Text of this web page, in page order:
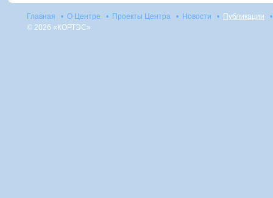
Главная • О Центре • Проекты Центра • Новости • Публикации
•
© 2026 «КОРТЭС»